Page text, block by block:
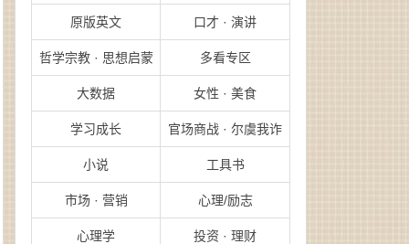
原版英文 口才 · 演讲
哲学宗教 · 思想启蒙 多看专区
大数据 女性 · 美食
学习成长 官场商战 · 尔虞我诈
小说 工具书
市场 · 营销 心理/励志
心理学 投资 · 理财